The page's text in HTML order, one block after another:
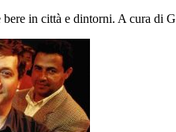
bere in città e dintorni. A cura di